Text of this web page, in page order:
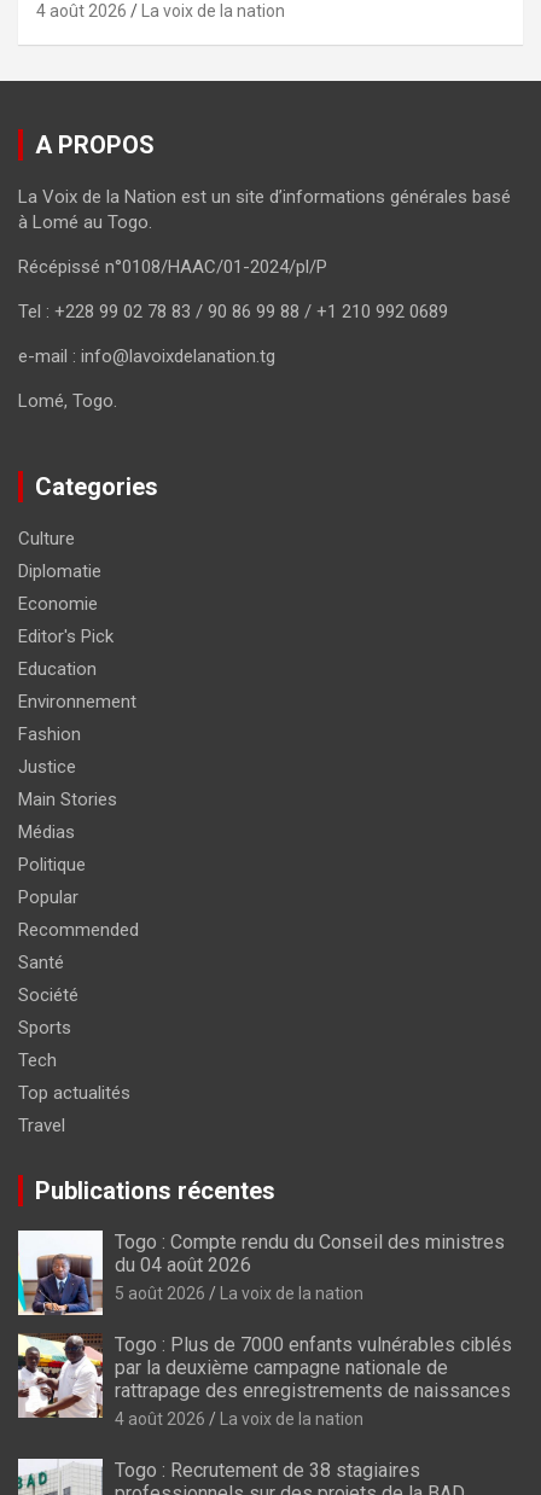
4 août 2026 La voix de la nation
A PROPOS
La Voix de la Nation est un site d’informations générales basé
à Lomé au Togo.
Récépissé n°0108/HAAC/01-2024/pl/P
Tel : +228 99 02 78 83 / 90 86 99 88 / +1 210 992 0689
e-mail : info@lavoixdelanation.tg
Lomé, Togo.
Categories
Culture
Diplomatie
Economie
Editor's Pick
Education
Environnement
Fashion
Justice
Main Stories
Médias
Politique
Popular
Recommended
Santé
Société
Sports
Tech
Top actualités
Travel
Publications récentes
Togo : Compte rendu du Conseil des ministres
du 04 août 2026
5 août 2026 La voix de la nation
Togo : Plus de 7000 enfants vulnérables ciblés
par la deuxième campagne nationale de
rattrapage des enregistrements de naissances
4 août 2026 La voix de la nation
Togo : Recrutement de 38 stagiaires